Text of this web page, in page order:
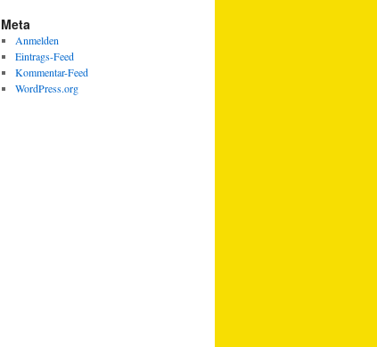
Meta
Anmelden
Eintrags-Feed
Kommentar-Feed
WordPress.org